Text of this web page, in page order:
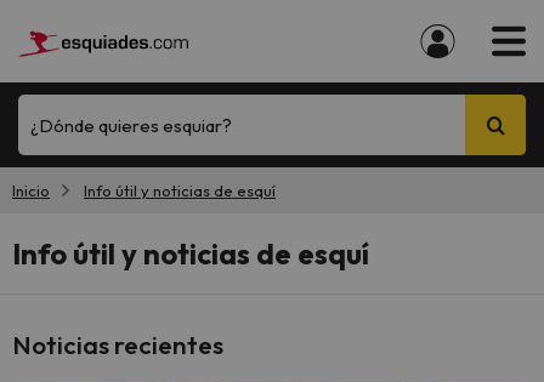
¿Dónde quieres esquiar?
Inicio Info útil y noticias de esquí
Info útil y noticias de esquí
Noticias recientes